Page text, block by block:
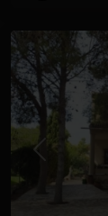
Tidligere